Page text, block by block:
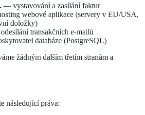
— vystavování a zasílání faktur
webové aplikace (servery v EU/USA,
doložky)
transakčních e-mailů
databáze (PostgreSQL)
žádným dalším třetím stranám a
následující práva: